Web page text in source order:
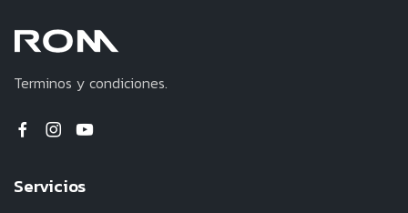
Terminos y condiciones.
Servicios